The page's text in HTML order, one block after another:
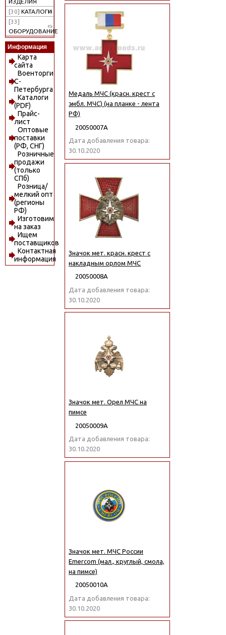
ИЗДЕЛИЯ
[30] КАТАЛОГИ
[33]
ОБОРУДОВАНИЕ
Информация
Карта
сайта
Военторги
С-
Петербурга
Каталоги
(PDF)
Прайс-
лист
Оптовые
поставки
(РФ, СНГ)
Розничные
продажи
(только
СПб)
Розница/
мелкий опт
(регионы
РФ)
Изготовим
на заказ
Ищем
поставщиков
Контактная
информация
Медаль МЧС (красн. крест с
эмбл. МЧС) (на планке - лента
РФ)
20050007А
Дата добавления товара:
30.10.2020
Значок мет. красн. крест с
накладным орлом МЧС
20050008А
Дата добавления товара:
30.10.2020
Значок мет. Орел МЧС на
пимсе
20050009А
Дата добавления товара:
30.10.2020
Значок мет. МЧС России
Emercom (мал., круглый, смола,
на пимсе)
20050010А
Дата добавления товара:
30.10.2020